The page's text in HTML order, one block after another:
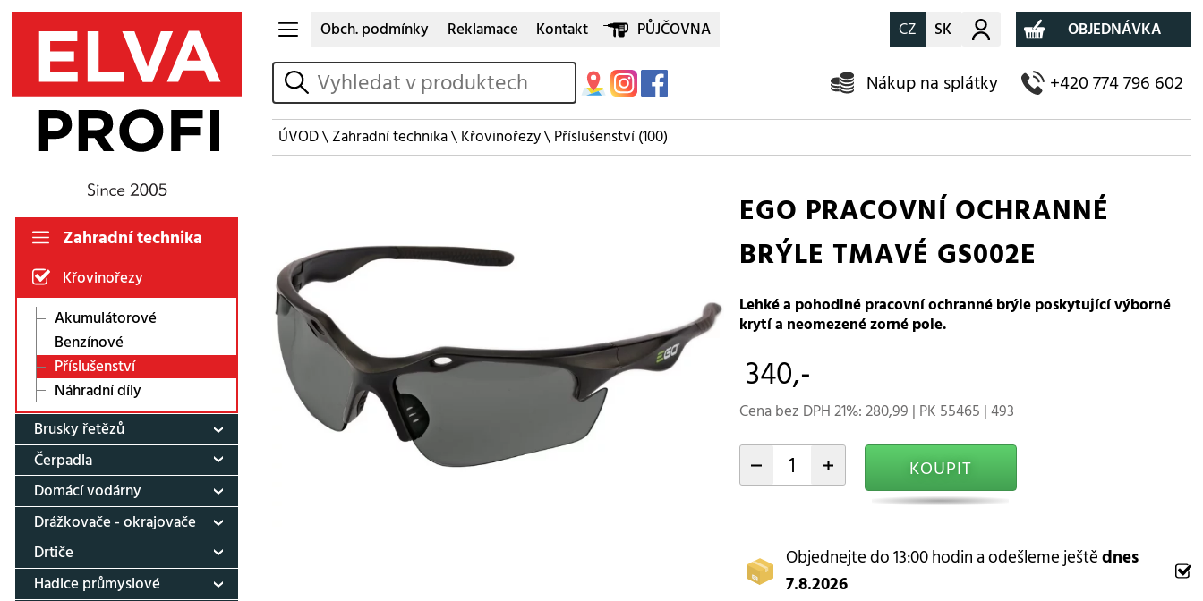
Zahradní technika
Křovinořezy
Akumulátorové
Benzínové
Příslušenství
Náhradní díly
Brusky řetězů
Čerpadla
Domácí vodárny
Drážkovače - okrajovače
Drtiče
Hadice průmyslové
Obch. podmínky Reklamace Kontakt PŮJČOVNA CZ SK Můj účet OBJEDNÁVKA
vyhledat Nákup na splátky +420 774 796 602
ÚVOD\Zahradní technika\Křovinořezy\Příslušenství(100)
EGO PRACOVNÍ OCHRANNÉ
BRÝLE TMAVÉ GS002E
Lehké a pohodlné pracovní ochranné brýle poskytující výborné
krytí a neomezené zorné pole.
340,-
Cena bez DPH 21%: 280,99 | PK 55465 | 493
- + KOUPIT
Objednejte do 13:00 hodin a odešleme ještědnes
7.8.2026